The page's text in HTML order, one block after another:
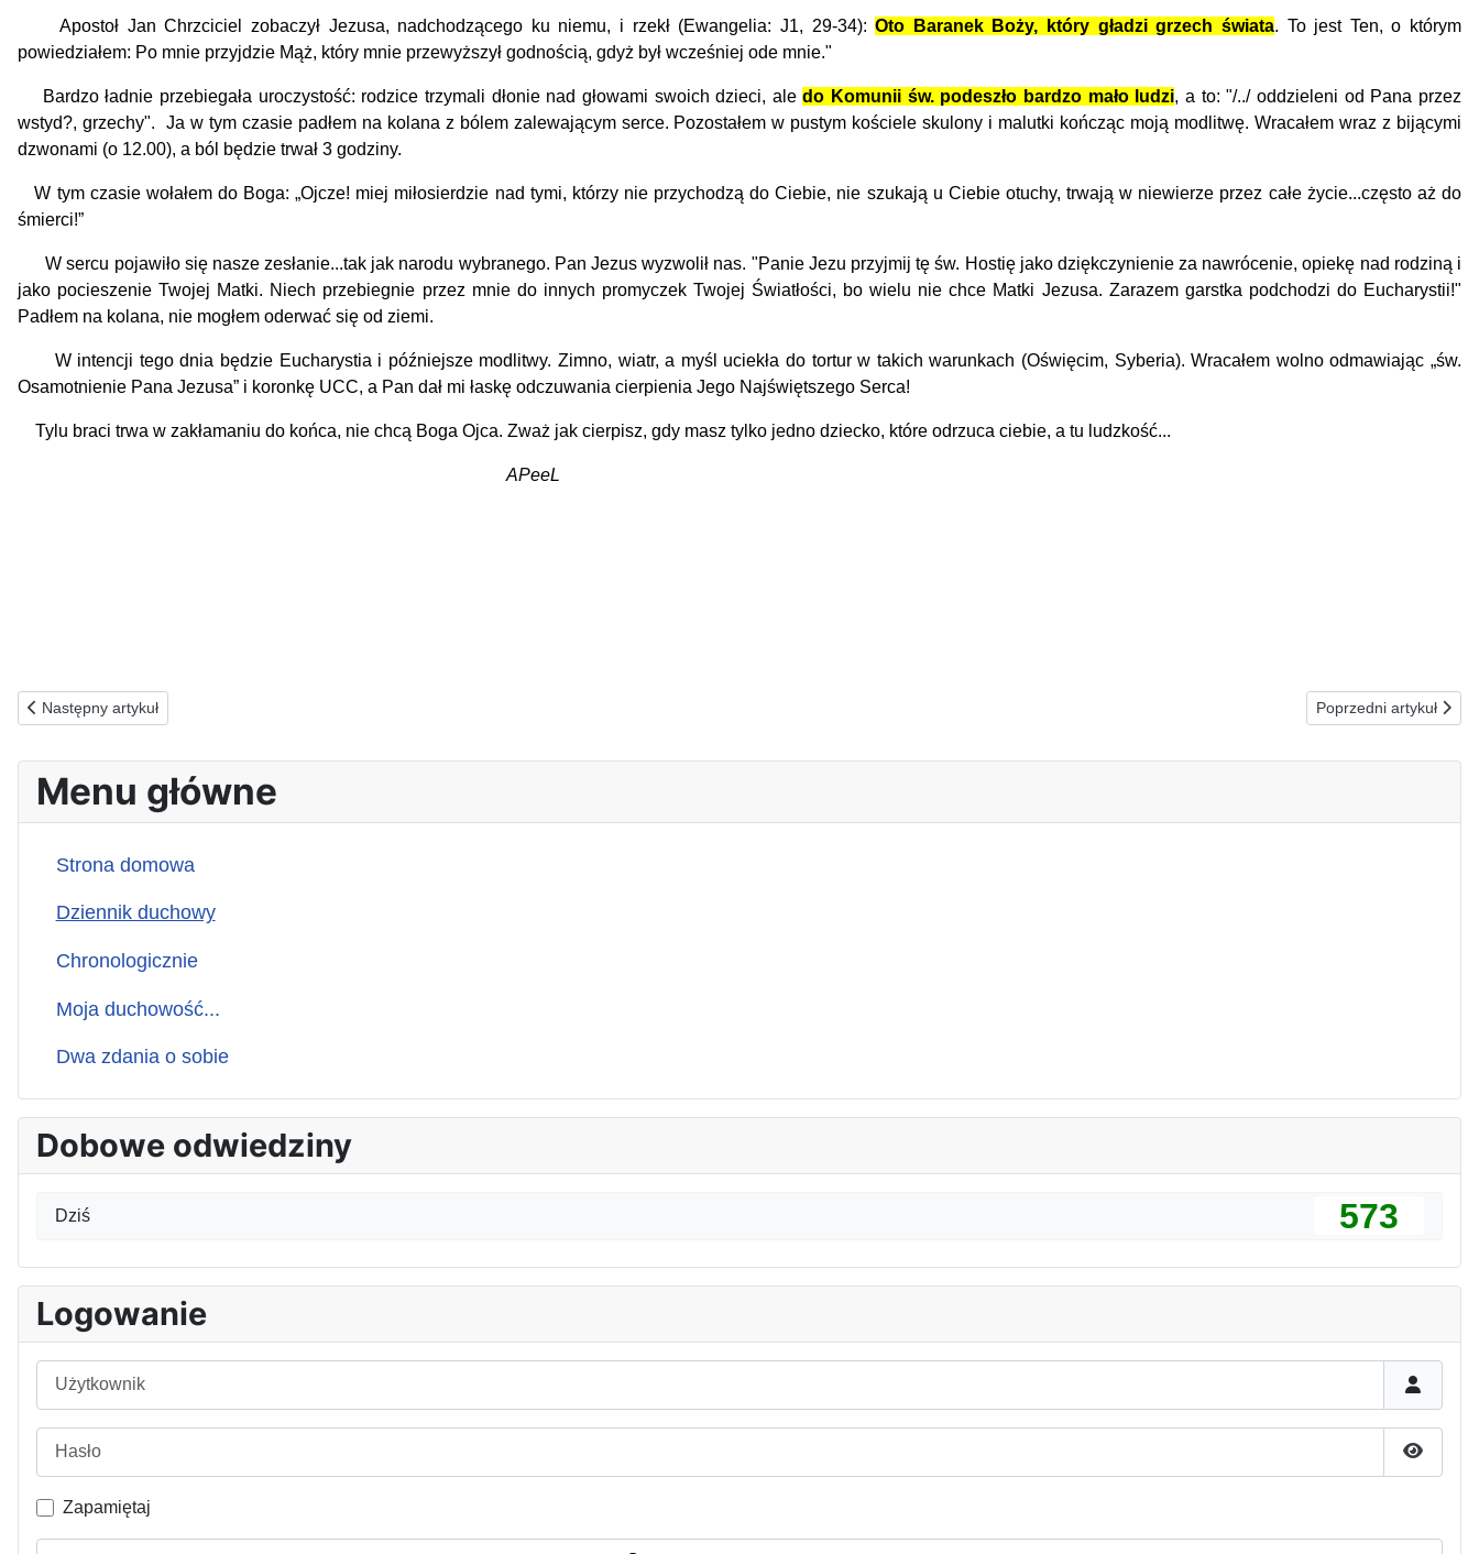
Apostoł Jan Chrzciciel zobaczył Jezusa, nadchodzącego ku niemu, i rzekł (Ewangelia: J1, 29-34):Oto Baranek Boży, który gładzi grzech świata. To jest Ten, o którym
powiedziałem: Po mnie przyjdzie Mąż, który mnie przewyższył godnością, gdyż był wcześniej ode mnie."
Bardzo ładnie przebiegała uroczystość: rodzice trzymali dłonie nad głowami swoich dzieci, aledo Komunii św. podeszło bardzo mało ludzi, a to: "/../ oddzieleni od Pana przez
wstyd?, grzechy". Ja w tym czasie padłem na kolana z bólem zalewającym serce. Pozostałem w pustym kościele skulony i malutki kończąc moją modlitwę. Wracałem wraz z bijącymi
dzwonami (o 12.00), a ból będzie trwał 3 godziny.
W tym czasie wołałem do Boga: „Ojcze! miej miłosierdzie nad tymi, którzy nie przychodzą do Ciebie, nie szukają u Ciebie otuchy, trwają w niewierze przez całe życie...często aż do
śmierci!”
W sercu pojawiło się nasze zesłanie...tak jak narodu wybranego. Pan Jezus wyzwolił nas. "Panie Jezu przyjmij tę św. Hostię jako dziękczynienie za nawrócenie, opiekę nad rodziną i
jako pocieszenie Twojej Matki. Niech przebiegnie przez mnie do innych promyczek Twojej Światłości, bo wielu nie chce Matki Jezusa. Zarazem garstka podchodzi do Eucharystii!"
Padłem na kolana, nie mogłem oderwać się od ziemi.
W intencji tego dnia będzie Eucharystia i późniejsze modlitwy. Zimno, wiatr, a myśl uciekła do tortur w takich warunkach (Oświęcim, Syberia). Wracałem wolno odmawiając „św.
Osamotnienie Pana Jezusa” i koronkę UCC, a Pan dał mi łaskę odczuwania cierpienia Jego Najświętszego Serca!
Tylu braci trwa w zakłamaniu do końca, nie chcą Boga Ojca. Zważ jak cierpisz, gdy masz tylko jedno dziecko, które odrzuca ciebie, a tu ludzkość...
APeeL
Poprzednia strona: 18.01.1993(p) ZA TYCH, KTÓRZY NIE ZNAJĄ SPRAWIEDLIWOŚCI BOŻEJ
Następny artykuł Następna strona:
Poprzedni artykuł
Menu główne
Strona domowa
Dziennik duchowy
Chronologicznie
Moja duchowość...
Dwa zdania o sobie
Dobowe odwiedziny
Dziś 573
Logowanie
Pokaż
Zapamiętaj